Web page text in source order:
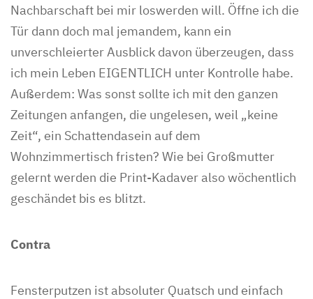
Nachbarschaft bei mir loswerden will. Öffne ich die
Tür dann doch mal jemandem, kann ein
unverschleierter Ausblick davon überzeugen, dass
ich mein Leben EIGENTLICH unter Kontrolle habe.
Außerdem: Was sonst sollte ich mit den ganzen
Zeitungen anfangen, die ungelesen, weil „keine
Zeit“, ein Schattendasein auf dem
Wohnzimmertisch fristen? Wie bei Großmutter
gelernt werden die Print-Kadaver also wöchentlich
geschändet bis es blitzt.
Contra
Fensterputzen ist absoluter Quatsch und einfach